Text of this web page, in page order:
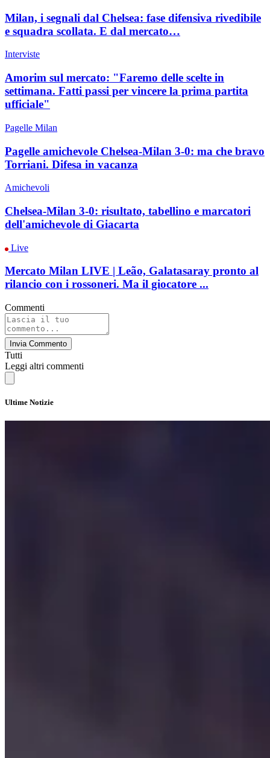
Milan, i segnali dal Chelsea: fase difensiva rivedibile
e squadra scollata. E dal mercato…
Interviste
Amorim sul mercato: "Faremo delle scelte in
settimana. Fatti passi per vincere la prima partita
ufficiale"
Pagelle Milan
Pagelle amichevole Chelsea-Milan 3-0: ma che bravo
Torriani. Difesa in vacanza
Amichevoli
Chelsea-Milan 3-0: risultato, tabellino e marcatori
dell'amichevole di Giacarta
Live
Mercato Milan LIVE | Leão, Galatasaray pronto al
rilancio con i rossoneri. Ma il giocatore ...
Commenti
Invia Commento
Tutti
Leggi altri commenti
Ultime Notizie